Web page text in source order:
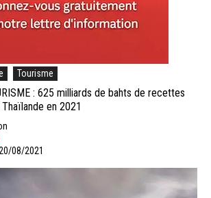
Tourisme
: 625 milliards de bahts de recettes
en 2021
08/2021